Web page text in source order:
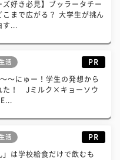
ズ好き必見】ブッラータチー
こまで広がる？ 大学生が挑ん
す...
活 PR
〜にゅー！学生の発想から
た！ Jミルク×キョーソウ
活 PR
」は学校給食だけで飲むも